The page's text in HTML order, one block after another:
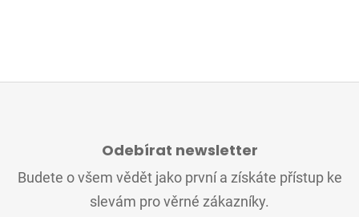
Odebírat newsletter
Budete o všem vědět jako první a získáte přístup ke
slevám pro věrné zákazníky.